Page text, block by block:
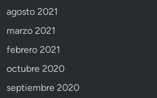
agosto 2021
marzo 2021
febrero 2021
octubre 2020
septiembre 2020